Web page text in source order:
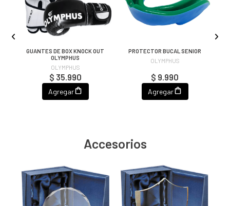
GUANTES DE BOX KNOCK OUT
OLYMPHUS
OLYMPHUS
$ 35.990
Agregar
PROTECTOR BUCAL SENIOR
OLYMPHUS
$ 9.990
Agregar
Accesorios